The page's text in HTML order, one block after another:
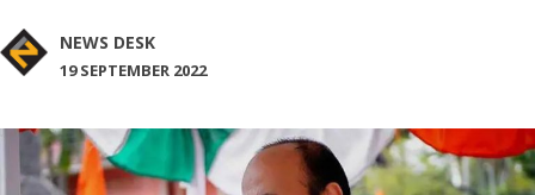
NEWS DESK
19 SEPTEMBER 2022